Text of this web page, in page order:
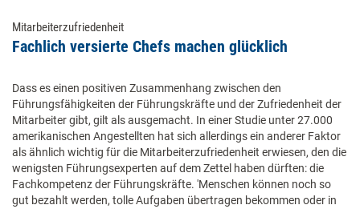
Mitarbeiterzufriedenheit
Fachlich versierte Chefs machen glücklich
Dass es einen positiven Zusammenhang zwischen den
Führungsfähigkeiten der Führungskräfte und der Zufriedenheit der
Mitarbeiter gibt, gilt als ausgemacht. In einer Studie unter 27.000
amerikanischen Angestellten hat sich allerdings ein anderer Faktor
als ähnlich wichtig für die Mitarbeiterzufriedenheit erwiesen, den die
wenigsten Führungsexperten auf dem Zettel haben dürften: die
Fachkompetenz der Führungskräfte. 'Menschen können noch so
gut bezahlt werden, tolle Aufgaben übertragen bekommen oder in